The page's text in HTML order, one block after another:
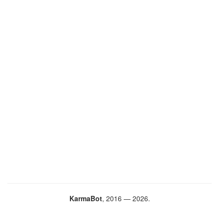
KarmaBot, 2016 — 2026.